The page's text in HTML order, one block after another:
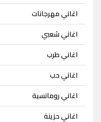
اغاني مهرجانات
اغاني شعبي
اغاني طرب
اغاني حب
اغاني رومانسية
اغاني حزينة